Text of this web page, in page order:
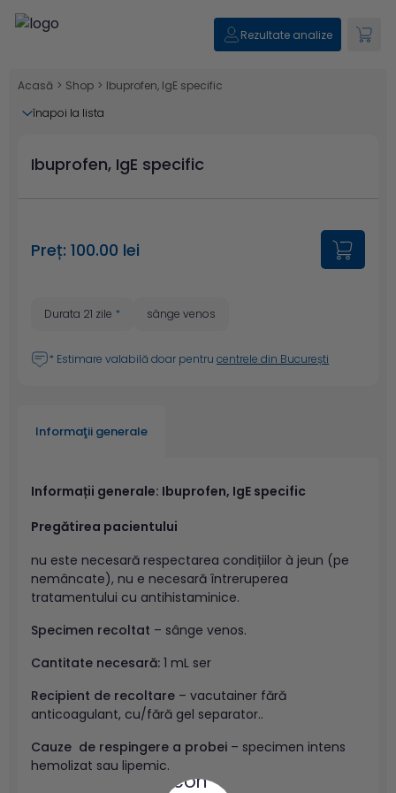
Rezultate analize
Acasă > Shop > Ibuprofen, IgE specific
înapoi la lista
Ibuprofen, IgE specific
Preț: 100.00 lei
Durata 21 zile * sânge venos
* Estimare valabilă doar pentru centrele din București
Informaţii generale
Informații generale: Ibuprofen, IgE specific
Pregătirea pacientului
nu este necesară respectarea condițiilor à jeun (pe
nemâncate), nu e necesară întreruperea
tratamentului cu antihistaminice.
Specimen recoltat – sânge venos.
Cantitate necesară: 1 mL ser
Recipient de recoltare – vacutainer fără
anticoagulant, cu/fără gel separator..
Cauze de respingere a probei – specimen intens
hemolizat sau lipemic.